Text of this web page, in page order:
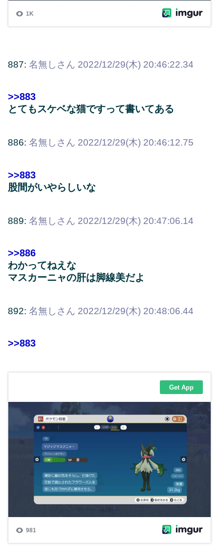
887: 名無しさん 2022/12/29(木) 20:46:22.34
>>883
とてもスケベな猫ですって書いてある
886: 名無しさん 2022/12/29(木) 20:46:12.75
>>883
股間がいやらしいな
889: 名無しさん 2022/12/29(木) 20:47:06.14
>>886
わかってねえな
マスカーニャの肝は脚線美だよ
892: 名無しさん 2022/12/29(木) 20:48:06.44
>>883